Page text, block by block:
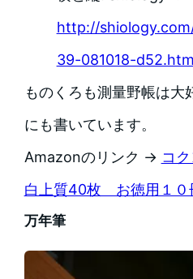
http://
39-081018-
ものくろも測量野帳は大
にも書いています。
Amazonのリンク → コ
白上質40枚 お徳用１
万年筆